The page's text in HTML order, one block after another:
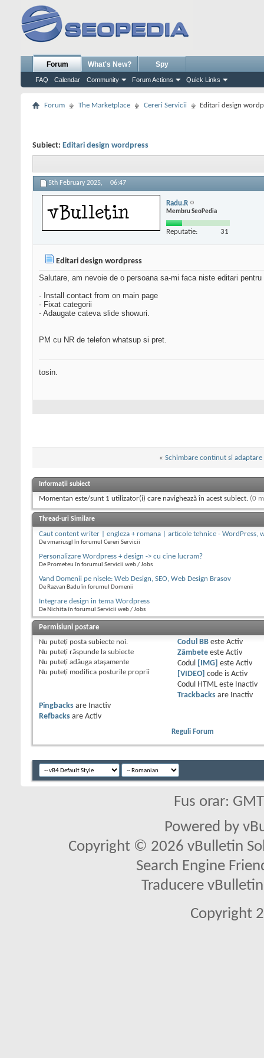
Forum
FAQ Calendar Community Forum Actions Quick Links
What's New? Spy
Forum The Marketplace Cereri Servicii Editari design
Subiect: Editari design wordpress
5th February 2025, 06:47
Radu.R
Membru SeoPedia
Reputatie: 31
Editari design wordpress
Salutare, am nevoie de o persoana sa-mi faca niste editari
- Install contact from on main page
- Fixat categorii
- Adaugate cateva slide showuri.
PM cu NR de telefon whatsup si pret.
tosin.
« Schimbare continut si
Informații subiect
Momentan este/sunt 1 utilizator(i) care navighează în acest subiect. (0
Thread-uri Similare
Caut content writer | engleza + romana | articole tehnice - WordPress,
De vmariusgl în forumul Cereri Servicii
Personalizare Wordpress + design -> cu cine lucram?
De Prometeu în forumul Servicii web / Jobs
Vand Domenii pe nisele: Web Design, SEO, Web Design Brasov
De Razvan Badu în forumul Domenii
Integrare design in tema Wordpress
De Nichita în forumul Servicii web / Jobs
Permisiuni postare
Nu puteţi posta subiecte noi.
Nu puteţi răspunde la subiecte
Nu puteţi adăuga ataşamente
Nu puteţi modifica posturile proprii
Codul BBeste Activ
Zâmbeteeste Activ
Codul
[IMG] este Activ
[VIDEO]
code is Activ
Codul HTML este
Inactiv
Trackbacksare
Inactiv
Pingbacks are
Inactiv
Refbacks are Activ
Reguli Forum
Fus orar:
Powered by
Copyright © 2026 vBulletin
Search Engine
Traducere
Copyright